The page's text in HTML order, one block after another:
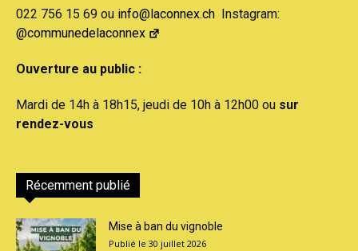
022 756 15 69 ou info@laconnex.ch Instagram:
@communedelaconnex
Ouverture au public :
Mardi de 14h à 18h15, jeudi de 10h à 12h00 ou sur
rendez-vous
Récemment publié
Mise à ban du vignoble
30 juillet 2026